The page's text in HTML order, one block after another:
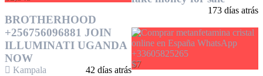
BROTHERHOOD
+256756096881 JOIN
ILLUMINATI UGANDA
NOW
Kampala 42 días atrás
173 días atrás
$7